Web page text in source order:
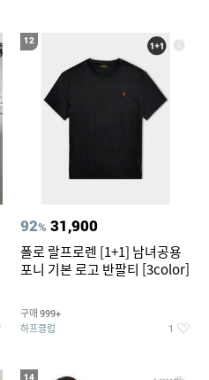
12
92% 31,900
폴로 랄프로렌 [1+1] 남녀공용
포니 기본 로고 반팔티 [3color]
구매 999+
하프클럽 1
14